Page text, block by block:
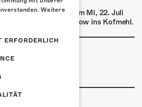
SUMMER SHOW
Airbourne kommen am MI, 22. Juli
Special Summer Show ins Kofmehl.
Weitere
ERFORDERLICH